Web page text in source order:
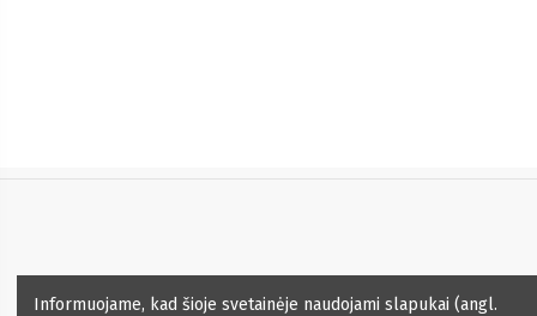
Informuojame, kad šioje svetainėje naudojami slapukai (angl.